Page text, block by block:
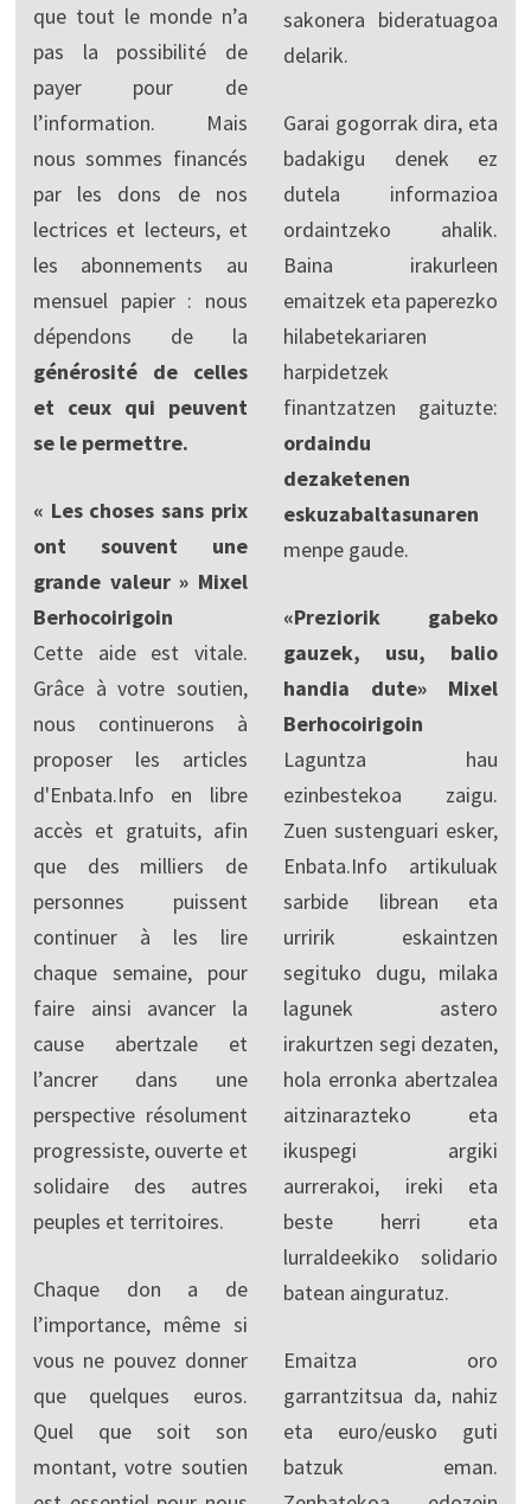
que tout le monde n’a
pas la possibilité de
payer pour de
l’information. Mais
nous sommes financés
par les dons de nos
lectrices et lecteurs, et
les abonnements au
mensuel papier : nous
dépendons de la
générosité de celles
et ceux qui peuvent
se le permettre.
« Les choses sans prix
ont souvent une
grande valeur » Mixel
Berhocoirigoin
Cette aide est vitale.
Grâce à votre soutien,
nous continuerons à
proposer les articles
d'Enbata.Info en libre
accès et gratuits, afin
que des milliers de
personnes puissent
continuer à les lire
chaque semaine, pour
faire ainsi avancer la
cause abertzale et
l’ancrer dans une
perspective résolument
progressiste, ouverte et
solidaire des autres
peuples et territoires.
Chaque don a de
l’importance, même si
vous ne pouvez donner
que quelques euros.
Quel que soit son
montant, votre soutien
sakonera bideratuagoa
delarik.
Garai gogorrak dira, eta
badakigu denek ez
dutela informazioa
ordaintzeko ahalik.
Baina irakurleen
emaitzek eta paperezko
hilabetekariaren
harpidetzek
finantzatzen gaituzte:
ordaindu
dezaketenen
eskuzabaltasunaren
menpe gaude.
«Preziorik gabeko
gauzek, usu, balio
handia dute» Mixel
Berhocoirigoin
Laguntza hau
ezinbestekoa zaigu.
Zuen sustenguari esker,
Enbata.Info artikuluak
sarbide librean eta
urririk eskaintzen
segituko dugu, milaka
lagunek astero
irakurtzen segi dezaten,
hola erronka abertzalea
aitzinarazteko eta
ikuspegi argiki
aurrerakoi, ireki eta
beste herri eta
lurraldeekiko solidario
batean ainguratuz.
Emaitza oro
garrantzitsua da, nahiz
eta euro/eusko guti
batzuk eman.